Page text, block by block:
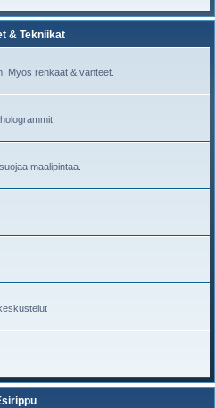
& Tekniikat
Myös renkaat & vanteet.
maalipintaa.